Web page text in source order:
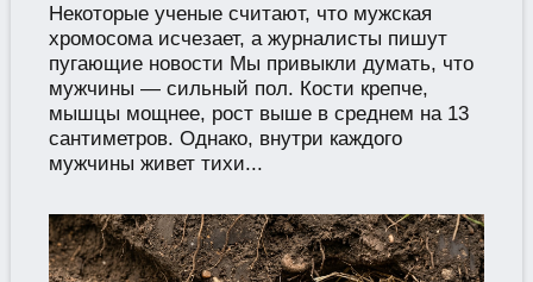
Некоторые ученые считают, что мужская
хромосома исчезает, а журналисты пишут
пугающие новости Мы привыкли думать, что
мужчины — сильный пол. Кости крепче,
мышцы мощнее, рост выше в среднем на 13
сантиметров. Однако, внутри каждого
мужчины живет тихи...